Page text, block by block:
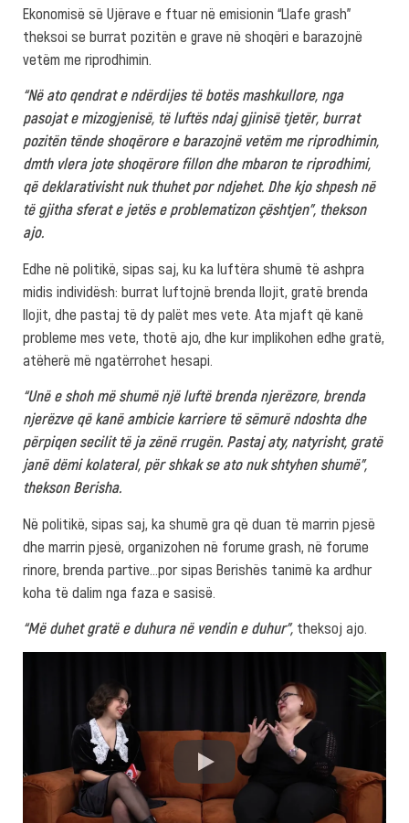
Ekonomisë së Ujërave e ftuar në emisionin “Llafe grash”
theksoi se burrat pozitën e grave në shoqëri e barazojnë
vetëm me riprodhimin.
“Në ato qendrat e ndërdijes të botës mashkullore, nga
pasojat e mizogjenisë, të luftës ndaj gjinisë tjetër, burrat
pozitën tënde shoqërore e barazojnë vetëm me riprodhimin,
dmth vlera jote shoqërore fillon dhe mbaron te riprodhimi,
që deklarativisht nuk thuhet por ndjehet. Dhe kjo shpesh në
të gjitha sferat e jetës e problematizon çështjen”, thekson
ajo.
Edhe në politikë, sipas saj, ku ka luftëra shumë të ashpra
midis individësh: burrat luftojnë brenda llojit, gratë brenda
llojit, dhe pastaj të dy palët mes vete. Ata mjaft që kanë
probleme mes vete, thotë ajo, dhe kur implikohen edhe gratë,
atëherë më ngatërrohet hesapi.
“Unë e shoh më shumë një luftë brenda njerëzore, brenda
njerëzve që kanë ambicie karriere të sëmurë ndoshta dhe
përpiqen secilit të ja zënë rrugën. Pastaj aty, natyrisht, gratë
janë dëmi kolateral, për shkak se ato nuk shtyhen shumë”,
thekson Berisha.
Në politikë, sipas saj, ka shumë gra që duan të marrin pjesë
dhe marrin pjesë, organizohen në forume grash, në forume
rinore, brenda partive…por sipas Berishës tanimë ka ardhur
koha të dalim nga faza e sasisë.
“Më duhet gratë e duhura në vendin e duhur”, theksoj ajo.